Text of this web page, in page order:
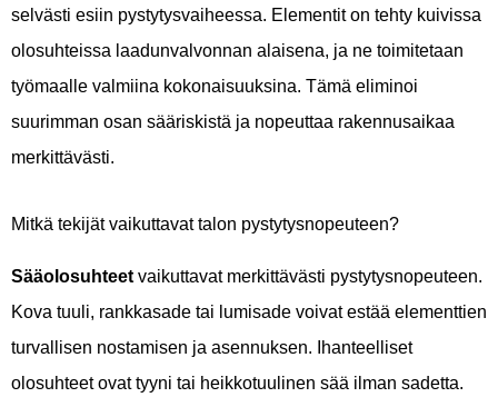
selvästi esiin pystytysvaiheessa. Elementit on tehty kuivissa
olosuhteissa laadunvalvonnan alaisena, ja ne toimitetaan
työmaalle valmiina kokonaisuuksina. Tämä eliminoi
suurimman osan sääriskistä ja nopeuttaa rakennusaikaa
merkittävästi.
Mitkä tekijät vaikuttavat talon pystytysnopeuteen?
Sääolosuhteet vaikuttavat merkittävästi pystytysnopeuteen.
Kova tuuli, rankkasade tai lumisade voivat estää elementtien
turvallisen nostamisen ja asennuksen. Ihanteelliset
olosuhteet ovat tyyni tai heikkotuulinen sää ilman sadetta.